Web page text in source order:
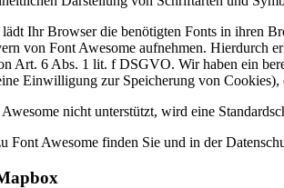
Ihr Browser die benötigten Fonts in ihren
von Font Awesome aufnehmen. Hierdurch
Art. 6 Abs. 1 lit. f DSGVO. Wir haben ein
Einwilligung zur Speicherung von
nicht unterstützt, wird eine
Font Awesome finden Sie und in der